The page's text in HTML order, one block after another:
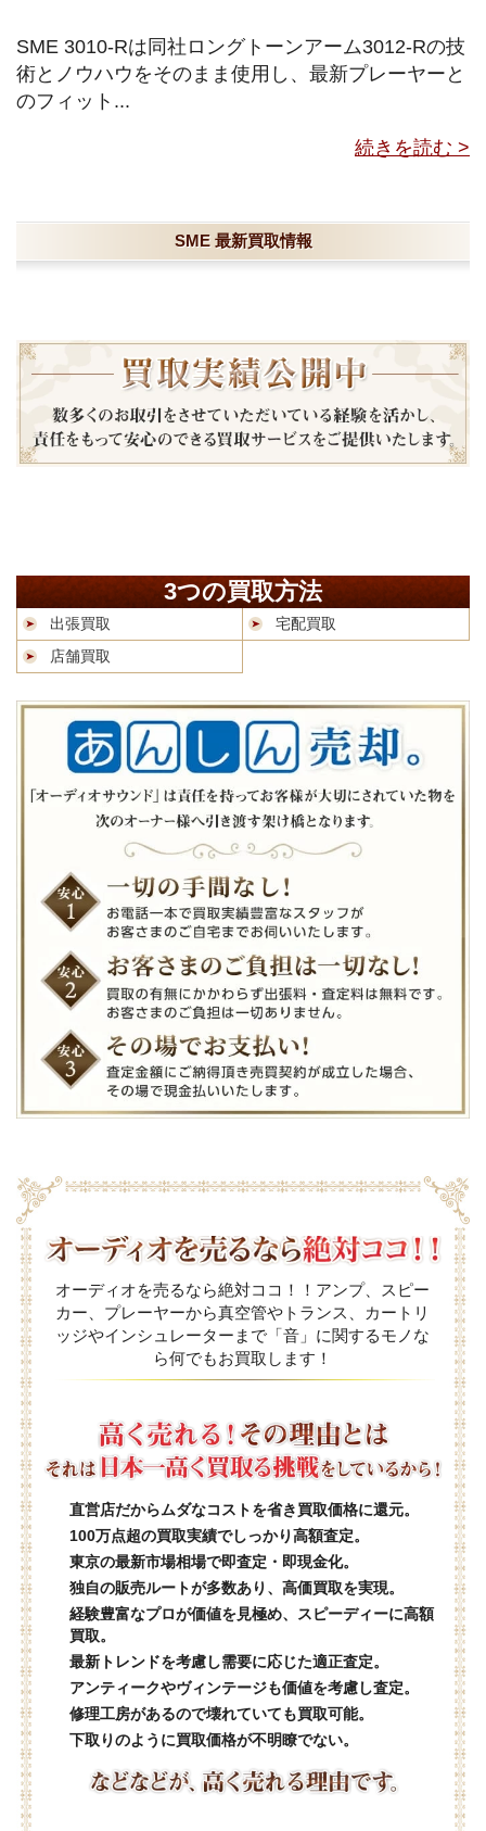
SME 3010-Rは同社ロングトーンアーム3012-Rの技
術とノウハウをそのまま使用し、最新プレーヤーと
のフィット...
続きを読む >
SME 最新買取情報
3つの買取方法
出張買取
宅配買取
店舗買取
オーディオを売るなら絶対ココ！！アンプ、スピー
カー、プレーヤーから真空管やトランス、カートリ
ッジやインシュレーターまで「音」に関するモノな
ら何でもお買取します！
直営店だからムダなコストを省き買取価格に還元。
100万点超の買取実績でしっかり高額査定。
東京の最新市場相場で即査定・即現金化。
独自の販売ルートが多数あり、高価買取を実現。
経験豊富なプロが価値を見極め、スピーディーに高額
買取。
最新トレンドを考慮し需要に応じた適正査定。
アンティークやヴィンテージも価値を考慮し査定。
修理工房があるので壊れていても買取可能。
下取りのように買取価格が不明瞭でない。